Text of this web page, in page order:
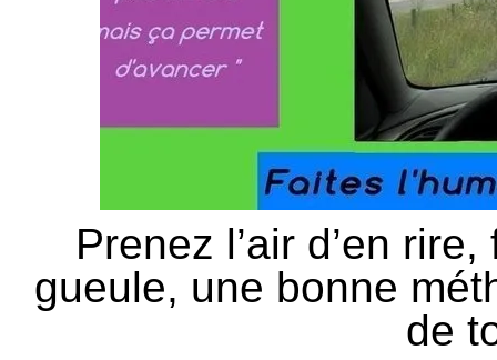
Prenez l’air d’en
gueule, une bonne
de